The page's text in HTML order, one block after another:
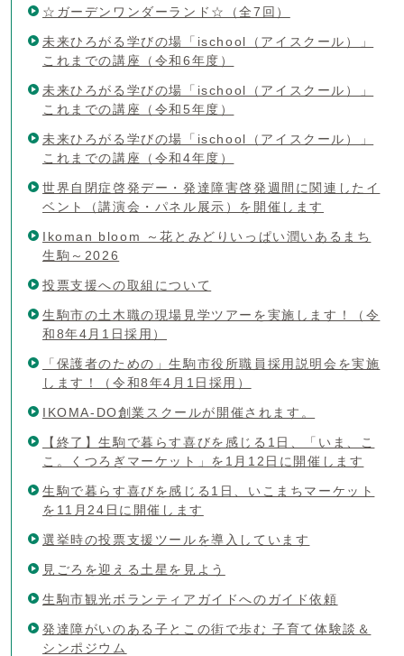
☆ガーデンワンダーランド☆（全7回）
未来ひろがる学びの場「ischool（アイスクール）」
これまでの講座（令和6年度）
未来ひろがる学びの場「ischool（アイスクール）」
これまでの講座（令和5年度）
未来ひろがる学びの場「ischool（アイスクール）」
これまでの講座（令和4年度）
世界自閉症啓発デー・発達障害啓発週間に関連したイ
ベント（講演会・パネル展示）を開催します
Ikoman bloom ～花とみどりいっぱい潤いあるまち
生駒～2026
投票支援への取組について
生駒市の土木職の現場見学ツアーを実施します！（令
和8年4月1日採用）
「保護者のための」生駒市役所職員採用説明会を実施
します！（令和8年4月1日採用）
IKOMA-DO創業スクールが開催されます。
【終了】生駒で暮らす喜びを感じる1日、「いま、こ
こ。くつろぎマーケット」を1月12日に開催します
生駒で暮らす喜びを感じる1日、いこまちマーケット
を11月24日に開催します
選挙時の投票支援ツールを導入しています
見ごろを迎える土星を見よう
生駒市観光ボランティアガイドへのガイド依頼
発達障がいのある子とこの街で歩む 子育て体験談＆
シンポジウム